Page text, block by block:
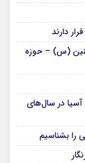
دارند
(س) – حوزه
آسیا در سال‌های
را بشناسیم